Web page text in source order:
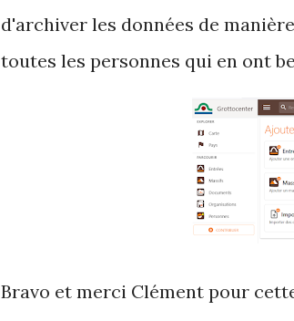
d'archiver les données de
toutes les personnes qui en ont
Bravo et merci Clément pour